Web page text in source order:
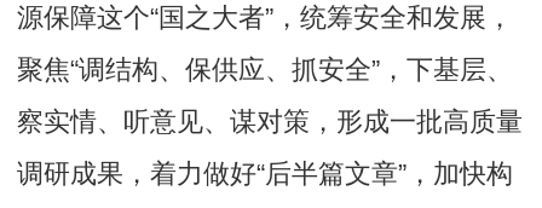
源保障这个“国之大者”，统筹安全和发展，
聚焦“调结构、保供应、抓安全”，下基层、
察实情、听意见、谋对策，形成一批高质量
调研成果，着力做好“后半篇文章”，加快构